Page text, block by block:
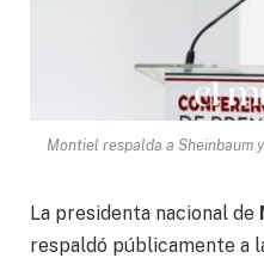
Montiel respalda a Sheinbaum
La presidenta nacional de
respaldó públicamente a